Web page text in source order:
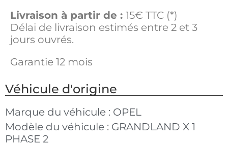
Livraison à partir de : 15€ TTC (*)
Délai de livraison estimés entre 2 et 3
jours ouvrés.
Garantie 12 mois
Véhicule d'origine
Marque du véhicule : OPEL
Modèle du véhicule : GRANDLAND X 1
PHASE 2